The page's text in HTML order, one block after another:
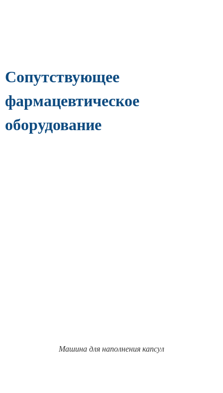
Сопутствующее
фармацевтическое
оборудование
Машина для наполнения капсул